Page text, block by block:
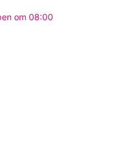
om 08:00